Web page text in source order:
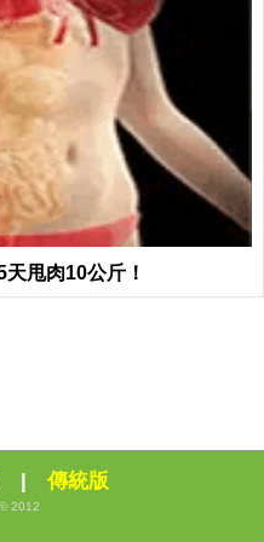
甩肉10公斤！
傳統版
2012